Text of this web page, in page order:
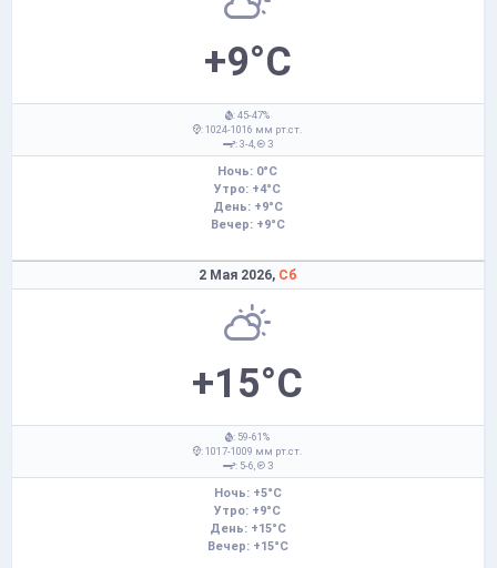
+9°C
: 45-47%
: 1024-1016 мм рт.ст.
: 3-4,
З
Ночь: 0°C
Утро: +4°C
День: +9°C
Вечер: +9°C
2 Мая 2026, Сб
+15°C
: 59-61%
: 1017-1009 мм рт.ст.
: 5-6,
З
Ночь: +5°C
Утро: +9°C
День: +15°C
Вечер: +15°C